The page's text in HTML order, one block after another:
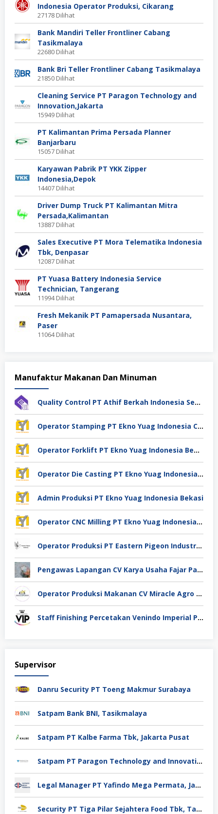
Indonesia Operator Produksi, Cikarang
27178 Dilihat
Bank Mandiri Teller Frontliner Cabang
Tasikmalaya
22680 Dilihat
Bank Bri Teller Frontliner Cabang Tasikmalaya
21850 Dilihat
Cleaning Service PT Paragon Technology and
Innovation,Jakarta
15949 Dilihat
PT Kalimantan Prima Persada Planner
Banjarbaru
15057 Dilihat
Karyawan Pabrik PT YKK Zipper
Indonesia,Depok
14407 Dilihat
Driver Dump Truck PT Kalimantan Mitra
Persada,Kalimantan
13887 Dilihat
Sales Executive PT Mora Telematika Indonesia
Tbk, Denpasar
12087 Dilihat
PT Yuasa Battery Indonesia Service
Technician, Tangerang
11994 Dilihat
Fresh Mekanik PT Pamapersada Nusantara,
Paser
11064 Dilihat
Manufaktur Makanan Dan Minuman
Quality Control PT Athif Berkah Indonesia Semarang
Operator Stamping PT Ekno Yuag Indonesia Cikarang
Operator Forklift PT Ekno Yuag Indonesia Bekasi
Operator Die Casting PT Ekno Yuag Indonesia Bekasi
Admin Produksi PT Ekno Yuag Indonesia Bekasi
Operator CNC Milling PT Ekno Yuag Indonesia Bekasi
Operator Produksi PT Eastern Pigeon Industry Deli Serdang
Pengawas Lapangan CV Karya Usaha Fajar Pasuruan
Operator Produksi Makanan CV Miracle Agro Spices Sidoarjo
Staff Finishing Percetakan Venindo Imperial Perkasa Bandung Kota
Supervisor
Danru Security PT Toeng Makmur Surabaya
Satpam Bank BNI, Tasikmalaya
Satpam PT Kalbe Farma Tbk, Jakarta Pusat
Satpam PT Paragon Technology and Innovation Jakarta
Legal Manager PT Yafindo Mega Permata, Jakarta Barat
Security PT Tiga Pilar Sejahtera Food Tbk, Tangerang